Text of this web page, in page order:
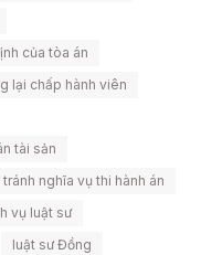
của tòa án
lại chấp hành viên
tài sản
tránh nghĩa vụ thi hành án
vụ luật sư
luật sư Đồng